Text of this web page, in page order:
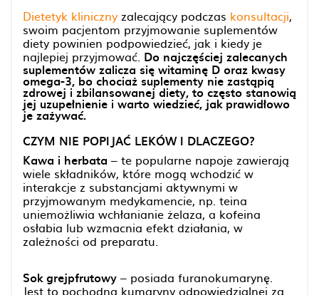
Dietetyk kliniczny zalecający podczas konsultacji,
swoim pacjentom przyjmowanie suplementów
diety powinien podpowiedzieć, jak i kiedy je
najlepiej przyjmować. Do najczęściej zalecanych
suplementów zalicza się witaminę D oraz kwasy
omega-3, bo chociaż suplementy nie zastąpią
zdrowej i zbilansowanej diety, to często stanowią
jej uzupełnienie i warto wiedzieć, jak prawidłowo
je zażywać.
CZYM NIE POPIJAĆ LEKÓW I DLACZEGO?
Kawa i herbata – te popularne napoje zawierają
wiele składników, które mogą wchodzić w
interakcje z substancjami aktywnymi w
przyjmowanym medykamencie, np. teina
uniemożliwia wchłanianie żelaza, a kofeina
osłabia lub wzmacnia efekt działania, w
zależności od preparatu.
Sok grejpfrutowy – posiada furanokumarynę.
Jest to pochodna kumaryny odpowiedzialnej za